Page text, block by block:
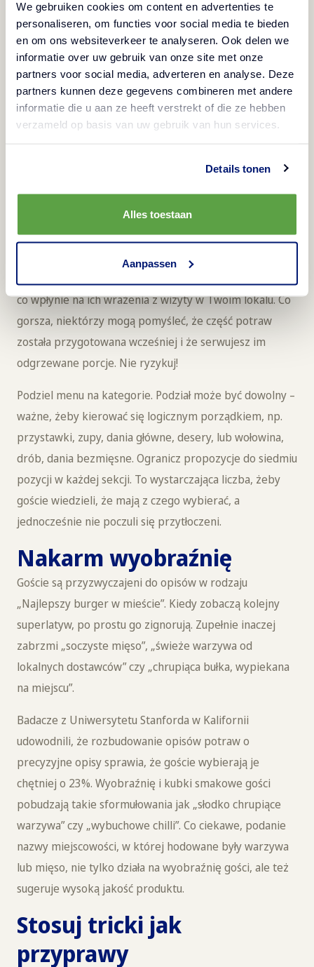
We gebruiken cookies om content en advertenties te
personaliseren, om functies voor social media te bieden
en om ons websiteverkeer te analyseren. Ook delen we
informatie over uw gebruik van onze site met onze
partners voor social media, adverteren en analyse. Deze
partners kunnen deze gegevens combineren met andere
informatie die u aan ze heeft verstrekt of die ze hebben
verzameld op basis van uw gebruik van hun services.
Details tonen
Alles toestaan
Aanpassen
będzie murowany (mało kto oprze się deserowi o
nazwie „Domowy sernik jak u babci”, prawda?).
Opowieść o potrawach sprawdza się też, gdy mamy do
czynienia z potrawami nieznanymi, obco brzmiącymi,
np. w kuchni orientalnej. W skrajnych przypadkach
restauracje mogą je ponumerować, żeby goście nie czuli
nazw (podobny zabieg stosuje się często w karcie win).
Ogranicz wybór
Na pierwszy rzut oka im więcej potraw w menu, tym
lepiej. Nic bardziej mylnego! Kiedy goście dostaną do
co wpłynie na ich wrażenia z wizyty w Twoim lokalu. Co
gorsza, niektórzy mogą pomyśleć, że część potraw
została przygotowana wcześniej i że serwujesz im
odgrzewane porcje. Nie ryzykuj!
Podziel menu na kategorie. Podział może być dowolny –
ważne, żeby kierować się logicznym porządkiem, np.
przystawki, zupy, dania główne, desery, lub wołowina,
drób, dania bezmięsne. Ogranicz propozycje do siedmiu
pozycji w każdej sekcji. To wystarczająca liczba, żeby
goście wiedzieli, że mają z czego wybierać, a
jednocześnie nie poczuli się przytłoczeni.
Nakarm wyobraźnię
Goście są przyzwyczajeni do opisów w rodzaju
„Najlepszy burger w mieście”. Kiedy zobaczą kolejny
superlatyw, po prostu go zignorują. Zupełnie inaczej
zabrzmi „soczyste mięso”, „świeże warzywa od
lokalnych dostawców” czy „chrupiąca bułka, wypiekana
na miejscu”.
Badacze z Uniwersytetu Stanforda w Kalifornii
udowodnili, że rozbudowanie opisów potraw o
precyzyjne opisy sprawia, że goście wybierają je
chętniej o 23%. Wyobraźnię i kubki smakowe gości
pobudzają takie sformułowania jak „słodko chrupiące
warzywa” czy „wybuchowe chilli”. Co ciekawe, podanie
nazwy miejscowości, w której hodowane były warzywa
lub mięso, nie tylko działa na wyobraźnię gości, ale też
sugeruje wysoką jakość produktu.
Stosuj tricki jak
przyprawy